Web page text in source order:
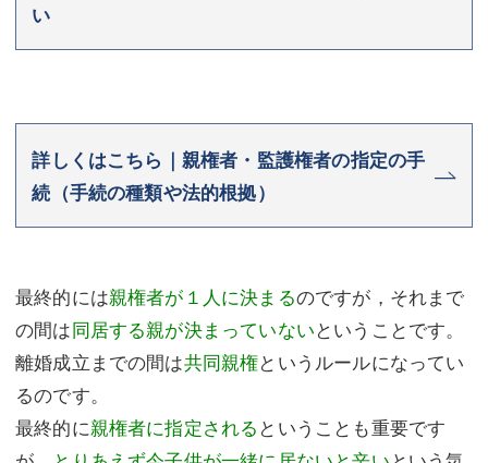
い
詳しくはこちら｜親権者・監護権者の指定の手
続（手続の種類や法的根拠）
最終的には親権者が１人に決まるのですが，それまで
の間は同居する親が決まっていないということです。
離婚成立までの間は共同親権というルールになってい
るのです。
最終的に親権者に指定される ということも重要です